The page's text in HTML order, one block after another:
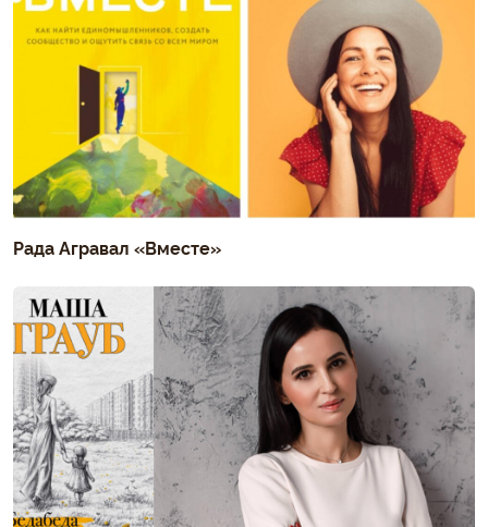
Рада Агравал «Вместе»